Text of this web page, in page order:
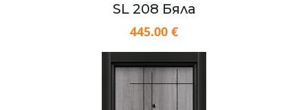
SL 208 Бяла
445.00 €